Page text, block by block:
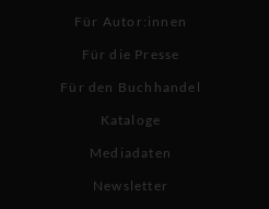
Für Autor:innen
Für die Presse
Für den Buchhandel
Kataloge
Mediadaten
Newsletter